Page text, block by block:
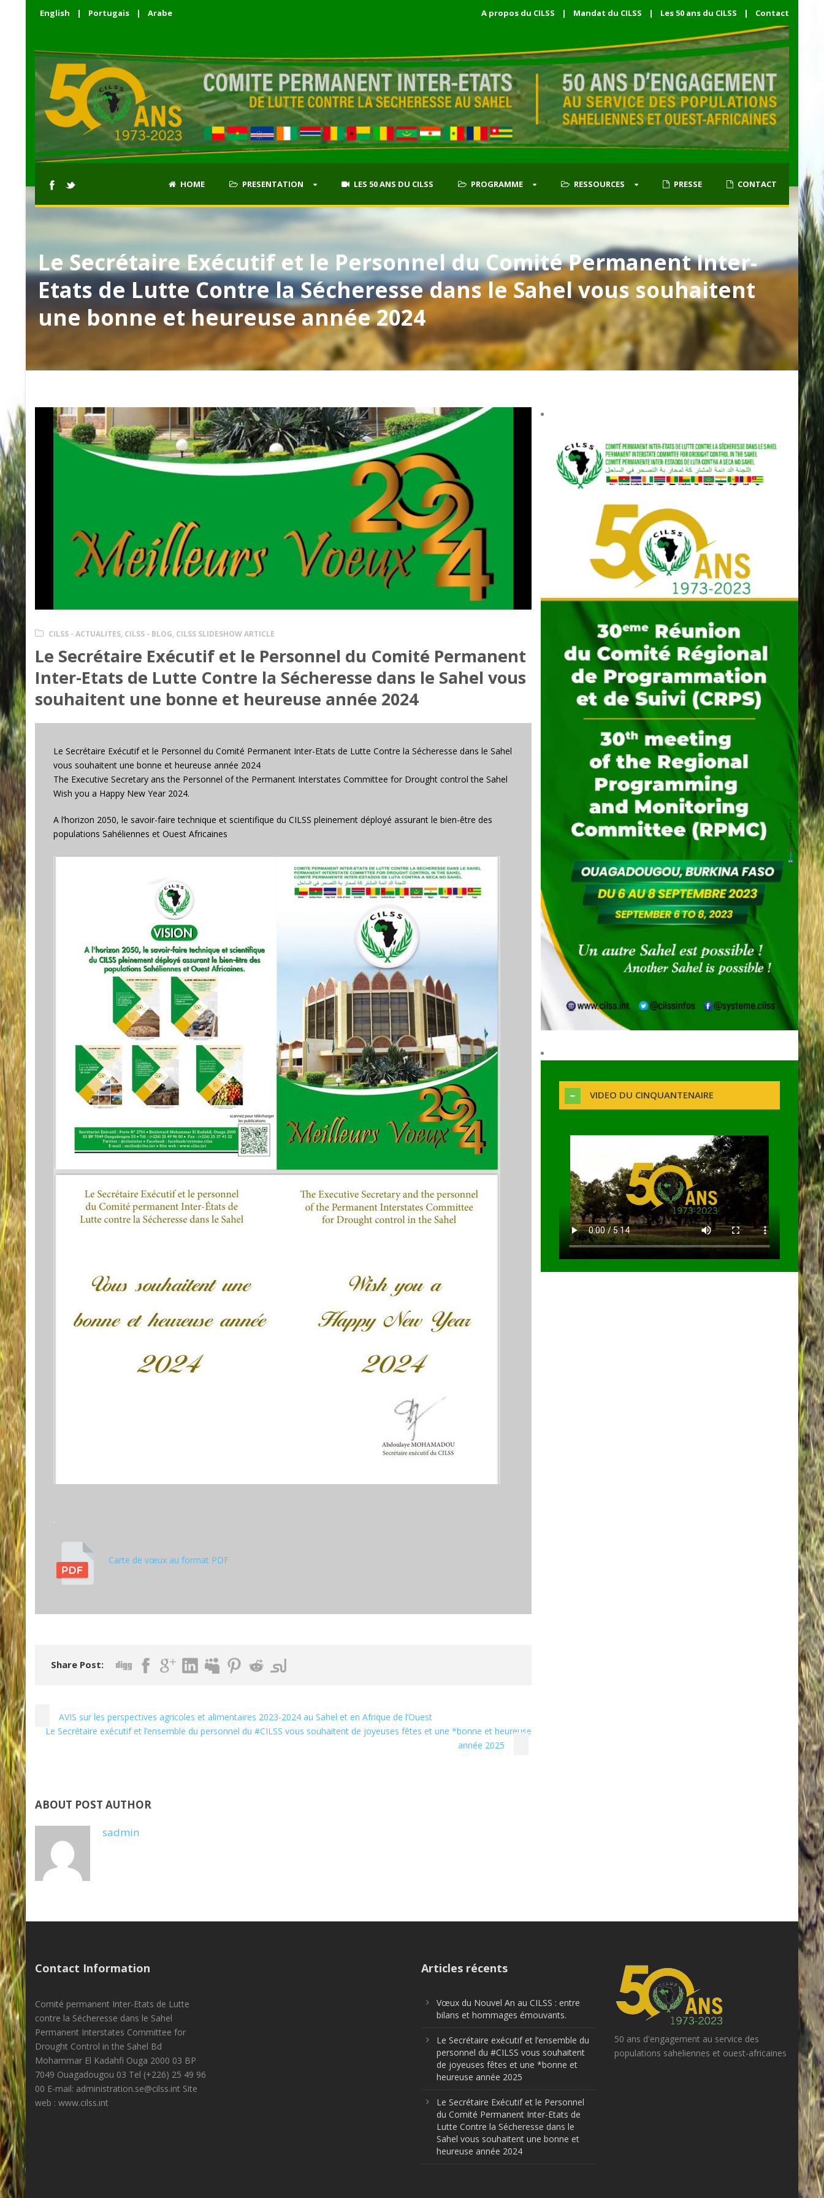
English | Portugais | Arabe A propos du CILSS | Mandat du CILSS | Les 50 ans du CILSS | Contact
HOME PRESENTATION LES 50 ANS DU CILSS PROGRAMME RESSOURCES PRESSE CONTACT
Le Secrétaire Exécutif et le Personnel du Comité Permanent Inter-
Etats de Lutte Contre la Sécheresse dans le Sahel vous souhaitent
une bonne et heureuse année 2024
CILSS - ACTUALITES, CILSS - BLOG, CILSS SLIDESHOW ARTICLE
Le Secrétaire Exécutif et le Personnel du Comité Permanent
Inter-Etats de Lutte Contre la Sécheresse dans le Sahel vous
souhaitent une bonne et heureuse année 2024
Le Secrétaire Exécutif et le Personnel du Comité Permanent Inter-Etats de Lutte Contre la Sécheresse dans le Sahel
vous souhaitent une bonne et heureuse année 2024
The Executive Secretary ans the Personnel of the Permanent Interstates Committee for Drought control the Sahel
Wish you a Happy New Year 2024.
A l’horizon 2050, le savoir-faire technique et scientifique du CILSS pleinement déployé assurant le bien-être des
populations Sahéliennes et Ouest Africaines
.
Carte de vœux au format PDF
Share Post:
AVIS sur les perspectives agricoles et alimentaires 2023-2024 au Sahel et en Afrique de l’Ouest
Le Secrétaire exécutif et l’ensemble du personnel du #CILSS vous souhaitent de joyeuses fêtes et une *bonne et heureuse
année 2025
ABOUT POST AUTHOR
sadmin
VIDEO DU CINQUANTENAIRE
Contact Information
Comité permanent Inter-Etats de Lutte
contre la Sécheresse dans le Sahel
Permanent Interstates Committee for
Drought Control in the Sahel Bd
Mohammar El Kadahfi Ouga 2000 03 BP
7049 Ouagadougou 03 Tel (+226) 25 49 96
00 E-mail: administration.se@cilss.int Site
web : www.cilss.int
Articles récents
Vœux du Nouvel An au CILSS : entre
bilans et hommages émouvants.
Le Secrétaire exécutif et l’ensemble du
personnel du #CILSS vous souhaitent
de joyeuses fêtes et une *bonne et
heureuse année 2025
Le Secrétaire Exécutif et le Personnel
du Comité Permanent Inter-Etats de
Lutte Contre la Sécheresse dans le
Sahel vous souhaitent une bonne et
heureuse année 2024
50 ans d'engagement au service des
populations saheliennes et ouest-africaines